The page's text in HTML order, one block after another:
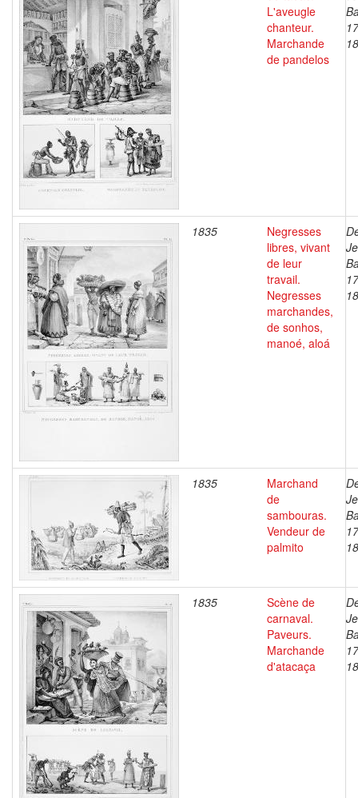
L'aveugle
chanteur.
Marchande
de pandelos
1835
Negresses
libres, vivant
de leur
travail.
Negresses
marchandes,
de sonhos,
manoé, aloá
1835
Marchand
de
sambouras.
Vendeur de
palmito
1835
Scène de
carnaval.
Paveurs.
Marchande
d'atacaça